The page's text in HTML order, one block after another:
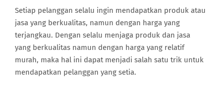
Setiap pelanggan selalu ingin mendapatkan produk atau
jasa yang berkualitas, namun dengan harga yang
terjangkau. Dengan selalu menjaga produk dan jasa
yang berkualitas namun dengan harga yang relatif
murah, maka hal ini dapat menjadi salah satu trik untuk
mendapatkan pelanggan yang setia.